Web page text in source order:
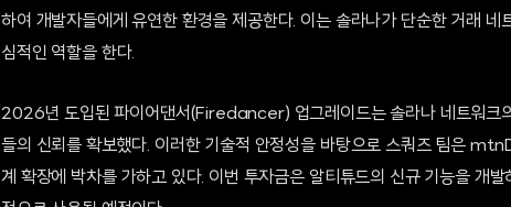
하여 개발자들에게 유연한 환경을 제공한다. 이는 솔라나가 단순한 거래
심적인 역할을 한다.
2026년 도입된 파이어댄서(Firedancer) 업그레이드는 솔라나 네트워크
들의 신뢰를 확보했다. 이러한 기술적 안정성을 바탕으로 스쿼즈 팀은
계 확장에 박차를 가하고 있다. 이번 투자금은 알티튜드의 신규 기능을 개